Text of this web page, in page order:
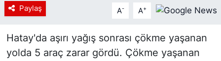
Paylaş A- A+
Hatay'da aşırı yağış sonrası çökme yaşanan
yolda 5 araç zarar gördü. Çökme yaşanan